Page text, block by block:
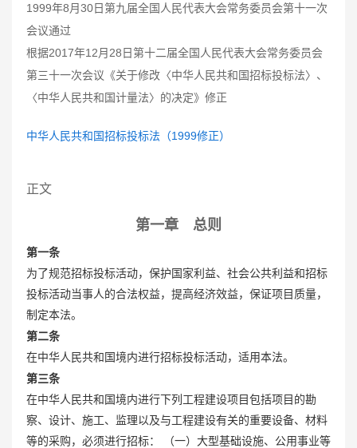
1999年8月30日第九届全国人民代表大会常务委员会第十一次
会议通过
根据2017年12月28日第十二届全国人民代表大会常务委员会
第三十一次会议《关于修改〈中华人民共和国招标投标法〉、
〈中华人民共和国计量法〉的决定》修正
中华人民共和国招标投标法（1999修正）
正文
第一章 总则
第一条
为了规范招标投标活动，保护国家利益、社会公共利益和招标
投标活动当事人的合法权益，提高经济效益，保证项目质量，
制定本法。
第二条
在中华人民共和国境内进行招标投标活动，适用本法。
第三条
在中华人民共和国境内进行下列工程建设项目包括项目的勘
察、设计、施工、监理以及与工程建设有关的重要设备、材料
等的采购，必须进行招标： （一）大型基础设施、公用事业等